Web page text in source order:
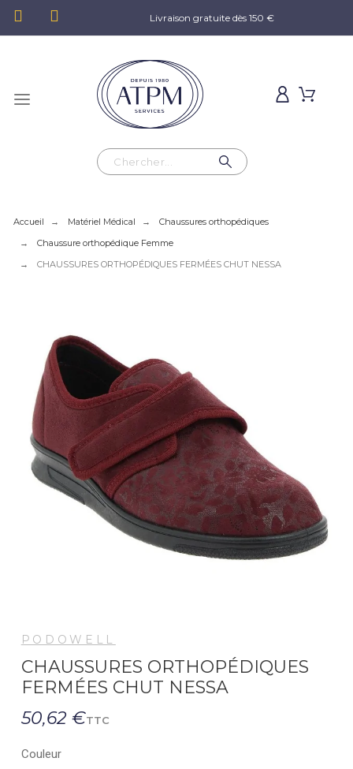
Livraison gratuite dès 150 €
Accueil Matériel Médical
Chaussures orthopédiques
Chaussure orthopédique Femme
CHAUSSURES ORTHOPÉDIQUES FERMÉES CHUT NESSA
PODOWELL
CHAUSSURES ORTHOPÉDIQUES
FERMÉES CHUT NESSA
50,62 €TTC
Couleur